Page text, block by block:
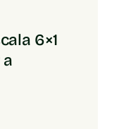
6×1